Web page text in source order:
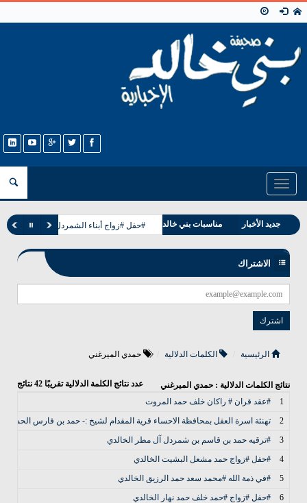
Toggle
navigation
جديد الأخبار
وفيات بني خالد
مناسبات بني خالد #حفل #زواج أبناء الشمردل من بني خالد
الاشتراك
الرئيسية الكلمات الدلالية حمدي الميرغني
نتائج الكلمات الدلالية : حمدي الميرغني عدد نتائج الكلمة الدلالية تقريبًا 42 نتائج
1
#عقد قران # راكان خلف حمد المروت
2
تهنئة اسرة العقل بمحافظة الاحساء قرية المقدام لشيخ :- حمد بن فارس الحسن
3
#ترقيه حمد بن قاسم بن شمردل آل مطر الخالدي
4
#حفل #زواج حمد مشعل البشيت الخالدي
5
#في ذمة الله #محمد سعد حمد الرزيق الخالدي
6
#حفل #زواج #حمد خلف حمد نهار الخالدي